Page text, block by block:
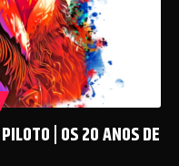
| OS 20 ANOS DE